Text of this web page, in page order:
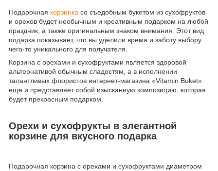
Подарочная корзинка со съедобным букетом из сухофруктов
и орехов будет необычным и креативным подарком на любой
праздник, а также оригинальным знаком внимания. Этот вид
подарка показывает, что вы уделили время и заботу выбору
чего-то уникального для получателя.
Корзина с орехами и сухофруктами является здоровой
альтернативой обычным сладостям, а в исполнении
талантливых флористов интернет-магазина «Vitamin Buket»
еще и представляет собой изысканную композицию, которая
будет прекрасным подарком.
Орехи и сухофрукты в элегантной
корзине для вкусного подарка
Подарочная корзина с орехами и сухофруктами диаметром